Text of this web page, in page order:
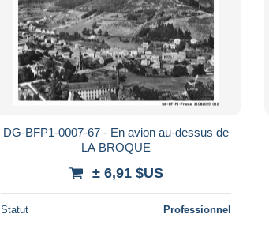
DG-BFP1-0007-67 - En avion au-dessus de
LA BROQUE
± 6,91 $US
Statut Professionnel